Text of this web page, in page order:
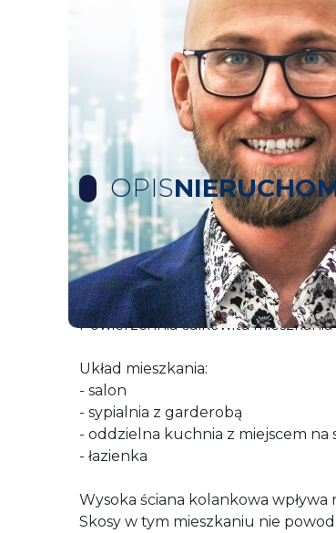
OPIS
CENTRUM MIASTA, NA
CICHYM OTOCZENIU.
Powierzchnia całkowita
Układ mieszkania:
- salon
- sypialnia z garderobą
- oddzielna kuchnia z miejscem na
- łazienka
Wysoka ściana kolankowa
Skosy w tym mieszkaniu nie